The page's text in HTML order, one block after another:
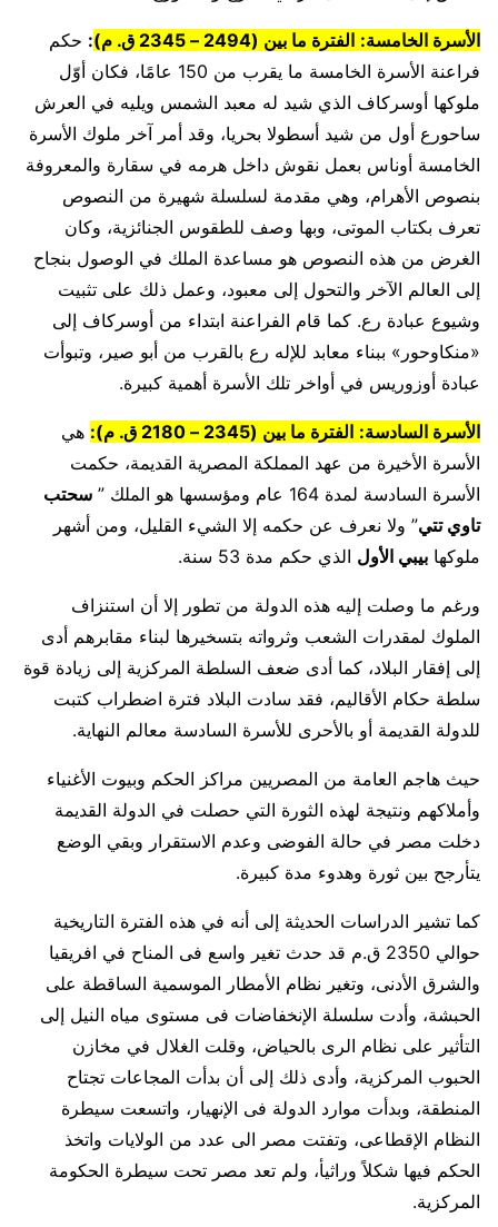
الأسرة الخامسة: الفترة ما بين (2494 – 2345 ق. م) : حكم
فراعنة الأسرة الخامسة ما يقرب من 150 عامًا، فكان أوّل
ملوكها أوسركاف الذي شيد له معبد الشمس ويليه في العرش
ساحورع أول من شيد أسطولا بحريا، وقد أمر آخر ملوك الأسرة
الخامسة أوناس بعمل نقوش داخل هرمه في سقارة والمعروفة
بنصوص الأهرام، وهي مقدمة لسلسلة شهيرة من النصوص
تعرف بكتاب الموتى، وبها وصف للطقوس الجنائزية، وكان
الغرض من هذه النصوص هو مساعدة الملك في الوصول بنجاح
إلى العالم الآخر والتحول إلى معبود، وعمل ذلك على تثبيت
وشيوع عبادة رع. كما قام الفراعنة ابتداء من أوسركاف إلى
«منكاوحور» ببناء معابد للإله رع بالقرب من أبو صير، وتبوأت
عبادة أوزوريس في أواخر تلك الأسرة أهمية كبيرة.
الأسرة السادسة: الفترة ما بين (2345 – 2180 ق. م):
هي
الأسرة الأخيرة من عهد المملكة المصرية القديمة، حكمت
الأسرة السادسة لمدة 164 عام ومؤسسها هو الملك ”
سحتب
تاوي تتي” ولا نعرف عن حكمه إلا الشيء القليل، ومن أشهر
ملوكها بيبي الأول الذي حكم مدة 53 سنة.
ورغم ما وصلت إليه هذه الدولة من تطور إلا أن استنزاف
الملوك لمقدرات الشعب وثرواته بتسخيرها لبناء مقابرهم أدى
إلى إفقار البلاد، كما أدى ضعف السلطة المركزية إلى زيادة قوة
سلطة حكام الأقاليم، فقد سادت البلاد فترة اضطراب كتبت
للدولة القديمة أو بالأحرى للأسرة السادسة معالم النهاية.
حيث هاجم العامة من المصريين مراكز الحكم وبيوت الأغنياء
وأملاكهم ونتيجة لهذه الثورة التي حصلت في الدولة القديمة
دخلت مصر في حالة الفوضى وعدم الاستقرار وبقي الوضع
يتأرجح بين ثورة وهدوء مدة كبيرة.
كما تشير الدراسات الحديثة إلى أنه في هذه الفترة التاريخية
حوالي 2350 ق.م قد حدث تغير واسع فى المناح في افريقيا
والشرق الأدنى، وتغير نظام الأمطار الموسمية الساقطة على
الحبشة، وأدت سلسلة الإنخفاضات فى مستوى مياه النيل إلى
التأثير على نظام الرى بالحياض، وقلت الغلال في مخازن
الحبوب المركزية، وأدى ذلك إلى أن بدأت المجاعات تجتاح
المنطقة، وبدأت موارد الدولة فى الإنهيار، واتسعت سيطرة
النظام الإقطاعى، وتفتت مصر الى عدد من الولايات واتخذ
الحكم فيها شكلاً وراثيأ، ولم تعد مصر تحت سيطرة الحكومة
المركزية.